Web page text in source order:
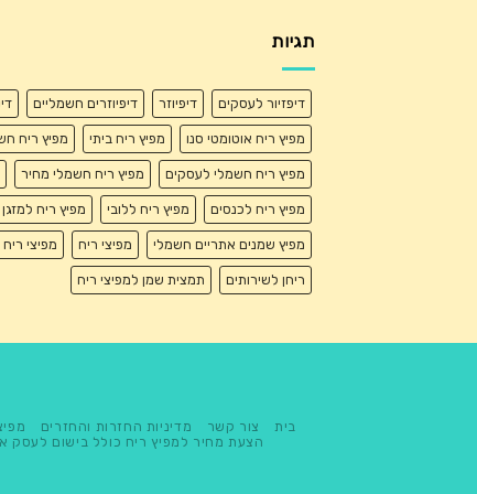
תגיות
דיפזיור לעסקים דיפיוזר דיפיוזרים חשמליים
מפיץ ריח אוטומטי סנו מפיץ ריח ביתי מפיץ ריח
מפיץ ריח חשמלי לעסקים מפיץ ריח חשמלי מחיר
מפיץ ריח לכנסים מפיץ ריח ללובי מפיץ ריח למזגן
מפיץ שמנים אתריים חשמלי מפיצי ריח מפיצי ריח
ריחן לשירותים תמצית שמן למפיצי ריח
בית צור קשר מדיניות החזרות והחזרים
הצעת מחיר למפיץ ריח כולל בישום לעסק